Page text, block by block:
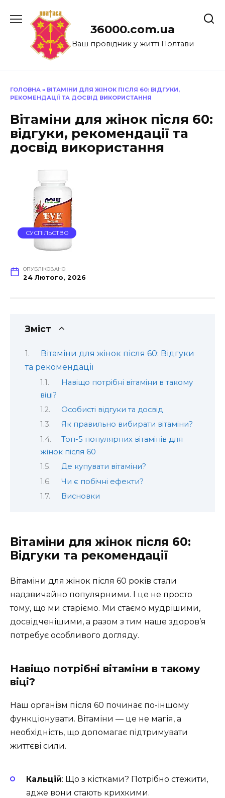
до
36000.com.ua
Ваш провідник у житті Полтави
ГОЛОВНА » ВІТАМІНИ ДЛЯ ЖІНОК ПІСЛЯ 60: ВІДГУКИ,
РЕКОМЕНДАЦІЇ ТА ДОСВІД ВИКОРИСТАННЯ
Вітаміни для жінок після 60:
відгуки, рекомендації та
досвід використання
СУСПІЛЬСТВО
ОПУБЛІКОВАНО
24 Лютого, 2026
Зміст
Вітаміни для жінок після 60: Відгуки
та рекомендації
Навіщо потрібні вітаміни в такому
віці?
Особисті відгуки та досвід
Як правильно вибирати вітаміни?
Топ-5 популярних вітамінів для
жінок після 60
Де купувати вітаміни?
Чи є побічні ефекти?
Висновки
Вітаміни для жінок після 60:
Відгуки та рекомендації
Вітаміни для жінок після 60 років стали
надзвичайно популярними. І це не просто
тому, що ми старіємо. Ми стаємо мудрішими,
досвідченішими, а разом з тим наше здоров’я
потребує особливого догляду.
Навіщо потрібні вітаміни в такому
віці?
Наш організм після 60 починає по-іншому
функціонувати. Вітаміни — це не магія, а
необхідність, що допомагає підтримувати
життєві сили.
Кальцій: Що з кістками? Потрібно стежити,
адже вони стають крихкими.